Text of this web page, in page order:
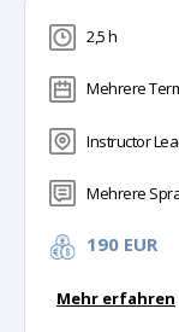
2,5 h
Mehrere
Instructor
Mehrere
190 EUR
Mehr erfahren